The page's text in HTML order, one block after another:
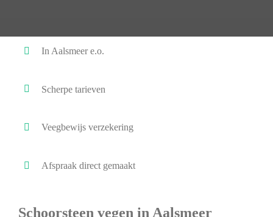
In Aalsmeer e.o.
Scherpe tarieven
Veegbewijs verzekering
Afspraak direct gemaakt
Schoorsteen vegen in Aalsmeer